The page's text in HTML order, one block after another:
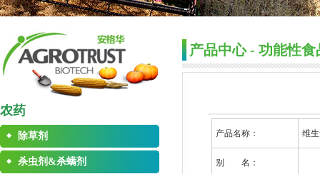
农药
除草剂
杀虫剂&杀螨剂
产品中心 - 功能性食
产品名称： 维
别 名：